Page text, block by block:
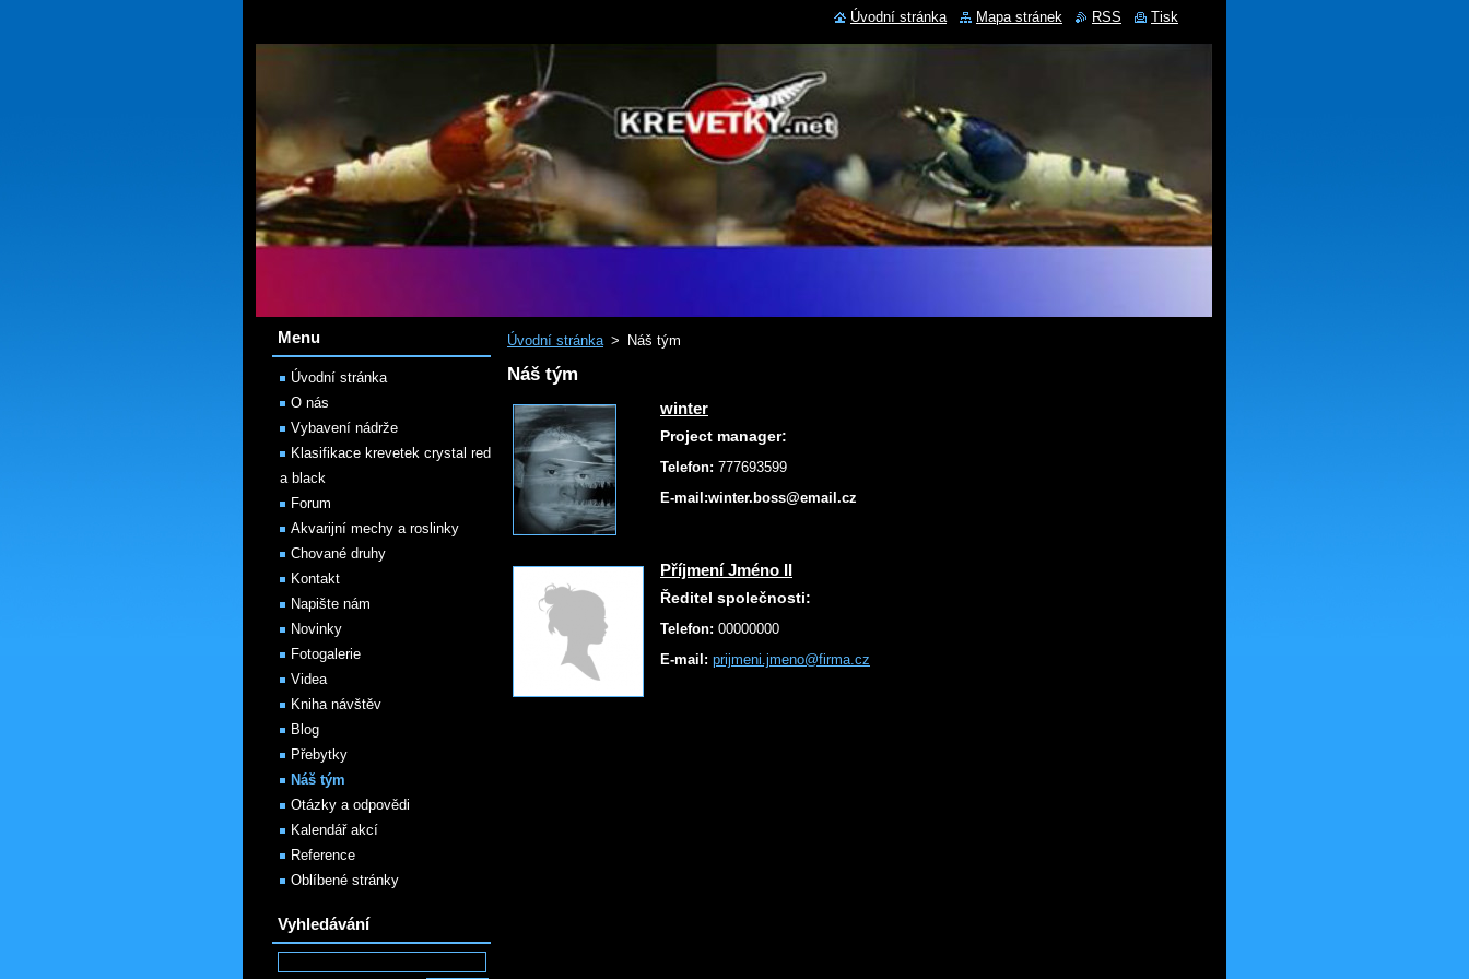
Úvodní stránka > Náš tým
Náš tým
winter
Project manager:
Telefon: 777693599
E-mail:winter.boss@email.cz
Příjmení Jméno II
Ředitel společnosti:
Telefon: 00000000
E-mail: prijmeni.jmeno@firma.cz
Menu
Úvodní stránka
O nás
Vybavení nádrže
Klasifikace krevetek crystal red
a black
Forum
Akvarijní mechy a roslinky
Chované druhy
Kontakt
Napište nám
Novinky
Fotogalerie
Videa
Kniha návštěv
Blog
Přebytky
Náš tým
Otázky a odpovědi
Kalendář akcí
Reference
Oblíbené stránky
Vyhledávání
Úvodní stránka Mapa stránek RSS Tisk